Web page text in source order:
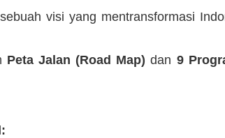
visi yang mentransformasi
Peta Jalan (Road Map) dan 9